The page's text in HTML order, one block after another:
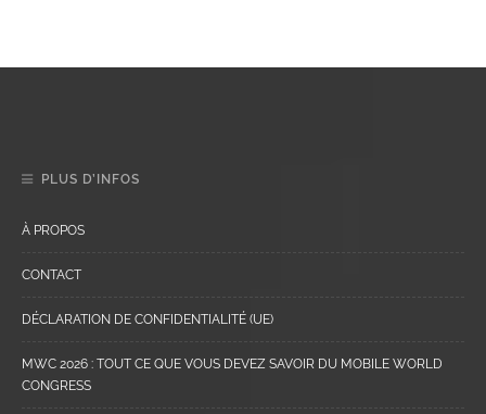
PLUS D’INFOS
À PROPOS
CONTACT
DÉCLARATION DE CONFIDENTIALITÉ (UE)
MWC 2026 : TOUT CE QUE VOUS DEVEZ SAVOIR DU MOBILE WORLD
CONGRESS